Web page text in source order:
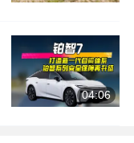
04:06